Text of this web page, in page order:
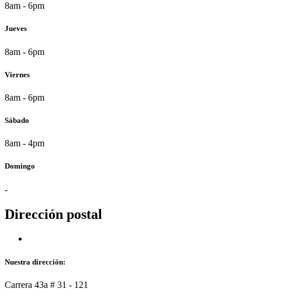
8am - 6pm
Jueves
8am - 6pm
Viernes
8am - 6pm
Sábado
8am - 4pm
Domingo
-
Dirección postal
Nuestra dirección:
Carrera 43a # 31 - 121